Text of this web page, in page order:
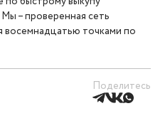
Мы – проверенная сеть
восемнадцатью точками по
Поделитесь